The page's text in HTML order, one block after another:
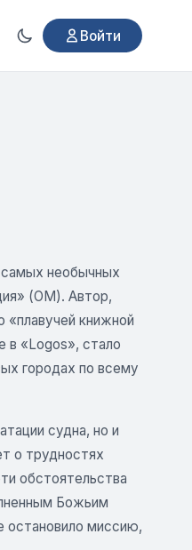
Войти
самых необычных
(ОМ). Автор,
книжной
в «Logos», стало
городах по всему
судна, но и
о трудностях
обстоятельства
Божьим
остановило миссию,